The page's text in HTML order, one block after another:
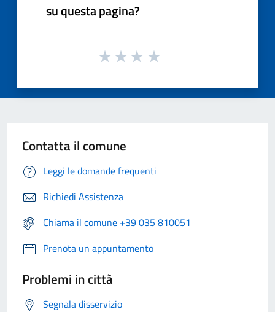
su questa pagina?
Contatta il comune
Leggi le domande frequenti
Richiedi Assistenza
Chiama il comune +39 035 810051
Prenota un appuntamento
Problemi in città
Segnala disservizio